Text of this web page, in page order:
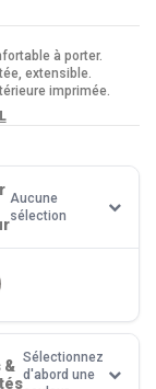
à porter.
extensible.
imprimée.
Aucune
sélection
& Sélectionnez
d'abord une